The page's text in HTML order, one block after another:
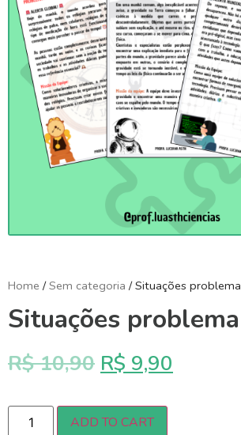
Home /Sem categoria / Situações problema
Situações problema
R$10,90 R$ 9,90
ADD TO CART